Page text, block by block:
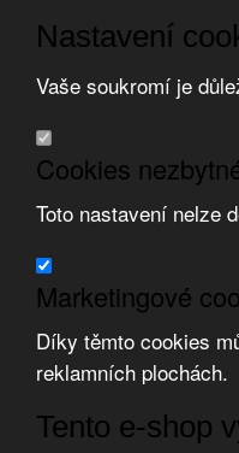
Nastavení
Vaše soukromí je
Cookies
Toto nastavení nelze
Marketingové
Díky těmto cookies
reklamních plochách.
Tento e-shop
Přeskočit na hlavní obsah
Obchodní podmínky
Registrace
Přihlásit uživatele